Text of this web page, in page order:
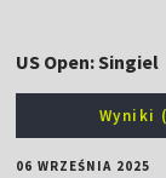
US Open: Singiel
Wyniki
06 WRZEŚNIA 2025